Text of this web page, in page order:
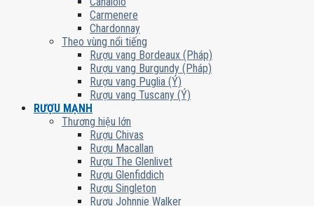
Carmenere
Chardonnay
Theo vùng nổi tiếng
Rượu vang Bordeaux (Pháp)
Rượu vang Burgundy (Pháp)
Rượu vang Puglia (Ý)
Rượu vang Tuscany (Ý)
RƯỢU MẠNH
Thương hiệu lớn
Rượu Chivas
Rượu Macallan
Rượu The Glenlivet
Rượu Glenfiddich
Rượu Singleton
Rượu Johnnie Walker